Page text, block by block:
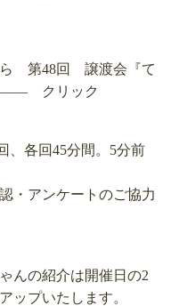
ら第48回 譲渡会『て
クリック
、各回45分間。5分前
・アンケートのご協力
んの紹介は開催日の2
ップいたします。